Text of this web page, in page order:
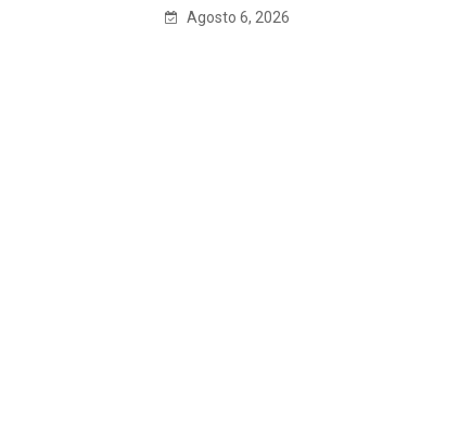
Agosto 6, 2026